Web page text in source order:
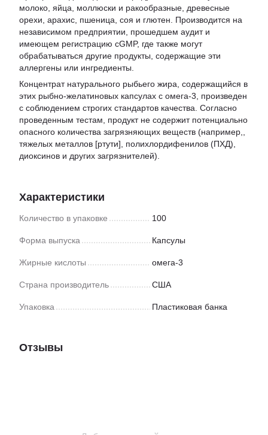
молоко, яйца, моллюски и ракообразные, древесные
орехи, арахис, пшеница, соя и глютен. Производится на
независимом предприятии, прошедшем аудит и
имеющем регистрацию cGMP, где также могут
обрабатываться другие продукты, содержащие эти
аллергены или ингредиенты.
Концентрат натурального рыбьего жира, содержащийся в
этих рыбно-желатиновых капсулах с омега-3, произведен
с соблюдением строгих стандартов качества. Согласно
проведенным тестам, продукт не содержит потенциально
опасного количества загрязняющих веществ (например,,
тяжелых металлов [ртути], полихлордифенилов (ПХД),
диоксинов и других загрязнителей).
Характеристики
Количество в упаковке 100
Форма выпуска Капсулы
Жирные кислоты омега-3
Страна производитель США
Упаковка Пластиковая банка
Отзывы